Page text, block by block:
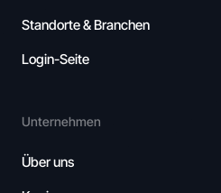
Standorte & Branchen
Login-Seite
Unternehmen
Über uns